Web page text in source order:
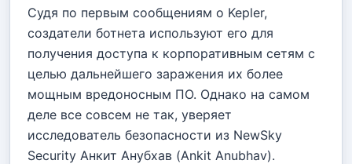
Судя по первым сообщениям о Kepler,
создатели ботнета используют его для
получения доступа к корпоративным сетям с
целью дальнейшего заражения их более
мощным вредоносным ПО. Однако на самом
деле все совсем не так, уверяет
исследователь безопасности из NewSky
Security Анкит Анубхав (Ankit Anubhav).